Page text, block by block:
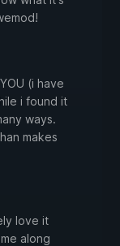
(i have
i found it
ways.
makes
love it
along